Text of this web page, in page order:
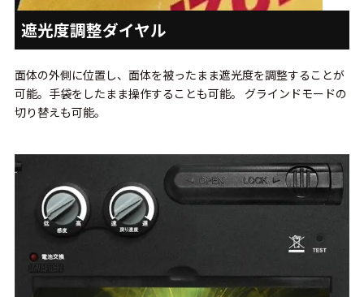
遮光度調整ダイヤル
面体の外側に位置し、面体を被ったまま遮光度を調整することが
可能。手袋をしたまま操作することも可能。 グラインドモードの
切り替えも可能。